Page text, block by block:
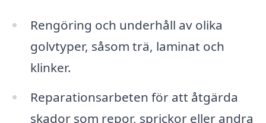
Rengöring och underhåll av olika
golvtyper, såsom trä, laminat och
klinker.
Reparationsarbeten för att åtgärda
skador som repor, sprickor eller andra